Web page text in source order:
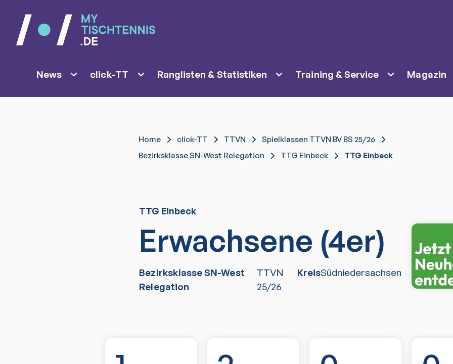
News click-TT Ranglisten & Statistiken Training & Service Magazin
Home click-TT TTVN
Spielklassen TTVN BV BS 25/26
Bezirksklasse SN-West Relegation
TTG Einbeck TTG Einbeck
TTG Einbeck
Erwachsene (4er)
Bezirksklasse SN-West
Relegation
TTVN
25/26
KreisSüdniedersachsen